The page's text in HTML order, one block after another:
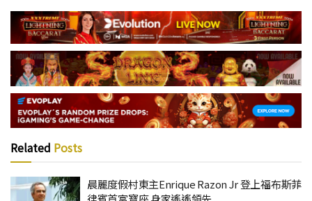
Related Posts
晨麗度假村東主Enrique Razon Jr 登上福布斯菲